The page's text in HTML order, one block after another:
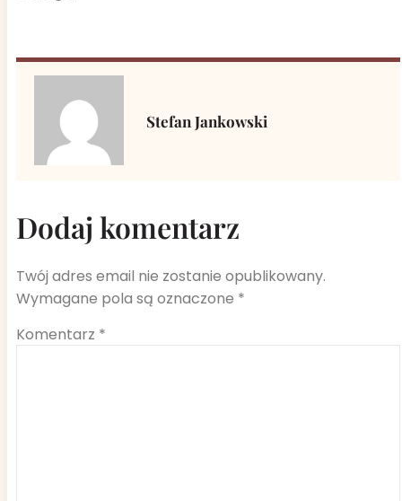
Stefan Jankowski
Dodaj komentarz
Twój adres email nie zostanie opublikowany.
Wymagane pola są oznaczone *
Komentarz *